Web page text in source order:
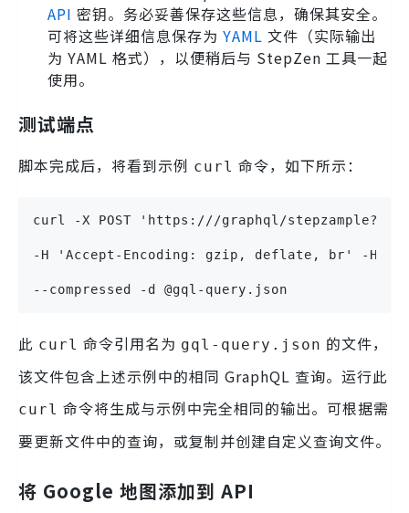
API 密钥。务必妥善保存这些信息，确保其安全。
可将这些详细信息保存为 YAML 文件（实际输出
为 YAML 格式），以便稍后与 StepZen 工具一起
使用。
测试端点
脚本完成后，将看到示例 curl 命令，如下所示：
curl -X POST 'https:///graphql/
-H 'Accept-Encoding: gzip, deflate, br' -H
--compressed -d @gql-query.json
此 curl 命令引用名为 gql-query.json 的文件，
该文件包含上述示例中的相同 GraphQL 查询。运行此
curl 命令将生成与示例中完全相同的输出。可根据需
要更新文件中的查询，或复制并创建自定义查询文件。
将 Google 地图添加到 API